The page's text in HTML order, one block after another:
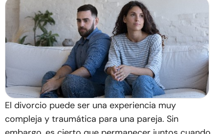
El divorcio puede ser una experiencia muy
compleja y traumática para una pareja. Sin